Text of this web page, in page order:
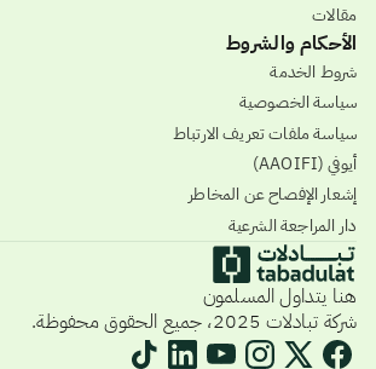
مقالات
الأحكام والشروط
شروط الخدمة
سياسة الخصوصية
سياسة ملفات تعريف الارتباط
أيوفي (AAOIFI)
إشعار الإفصاح عن المخاطر
دار المراجعة الشرعية
هنا يتداول المسلمون
شركة تبادلات 2025، جميع الحقوق محفوظة.